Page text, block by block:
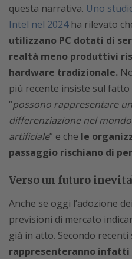
questa narrativa. Uno
Intel nel 2024ha rilevato
utilizzano PC dotati di
realtà meno produttivi
hardware tradizionale.
più recente insiste sul fatto
“possono rappresentare
differenziazione nel
artificiale” e che le
passaggio rischiano di
Verso un futuro
Anche se oggi l’adozione
previsioni di mercato
già in atto. Secondo recenti
rappresenteranno infatti